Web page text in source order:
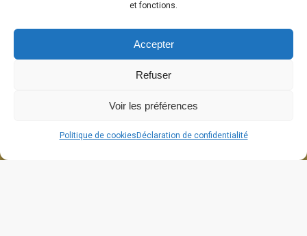
et fonctions.
Accepter
Refuser
Voir les préférences
Politique de cookies Déclaration de confidentialité